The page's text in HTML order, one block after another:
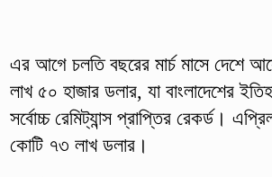
এর আগে চলতি বছরের মার্চ মাসে দেশে
লাখ ৫০ হাজার ডলার, যা বাংলাদেশের
সর্বোচ্চ রেমিট্যান্স প্রাপ্তির রেকর্ড।
কোটি ৭৩ লাখ ডলার।